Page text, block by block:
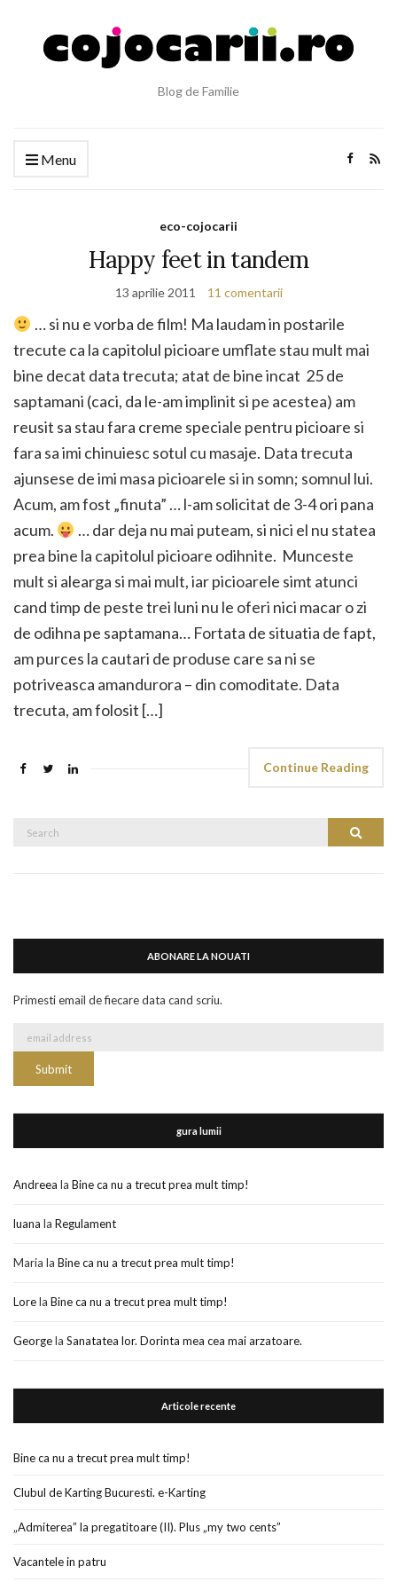
Blog de Familie
Menu
eco-cojocarii
Happy feet in tandem
13 aprilie 2011 11 comentarii
… si nu e vorba de film! Ma laudam in postarile
trecute ca la capitolul picioare umflate stau mult mai
bine decat data trecuta; atat de bine incat 25 de
saptamani (caci, da le-am implinit si pe acestea) am
reusit sa stau fara creme speciale pentru picioare si
fara sa imi chinuiesc sotul cu masaje. Data trecuta
ajunsese de imi masa picioarele si in somn; somnul lui.
Acum, am fost „finuta” … l-am solicitat de 3-4 ori pana
acum.
… dar deja nu mai puteam, si nici el nu statea
prea bine la capitolul picioare odihnite. Munceste
mult si alearga si mai mult, iar picioarele simt atunci
cand timp de peste trei luni nu le oferi nici macar o zi
de odihna pe saptamana… Fortata de situatia de fapt,
am purces la cautari de produse care sa ni se
potriveasca amandurora – din comoditate. Data
trecuta, am folosit […]
Continue Reading
Search
ABONARE LA NOUATI
Primesti email de fiecare data cand scriu.
gura lumii
Andreea la Bine ca nu a trecut prea mult timp!
luana la Regulament
Maria la Bine ca nu a trecut prea mult timp!
Lorela Bine ca nu a trecut prea mult timp!
Georgela Sanatatea lor. Dorinta mea cea mai arzatoare.
Articole recente
Bine ca nu a trecut prea mult timp!
Clubul de Karting Bucuresti. e-Karting
„Admiterea” la pregatitoare (II). Plus „my two cents”
Vacantele in patru